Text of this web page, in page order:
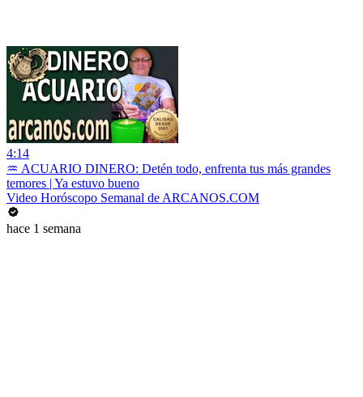
4:14
♒ ACUARIO DINERO: Detén todo, enfrenta tus más grandes
temores | Ya estuvo bueno
Video Horóscopo Semanal de ARCANOS.COM
hace 1 semana